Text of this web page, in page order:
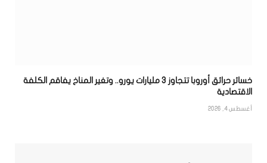
خسائر حرائق أوروبا تتجاوز 3 مليارات يورو.. وتغير المناخ يفاقم الكلفة
الاقتصادية
أغسطس 4, 2026